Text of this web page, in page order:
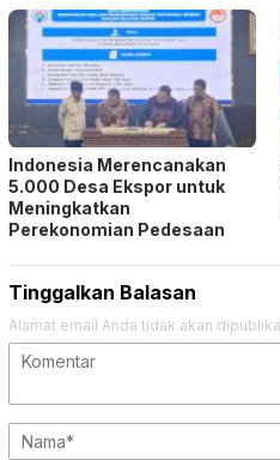
Indonesia Merencanakan
5.000 Desa Ekspor untuk
Meningkatkan
Perekonomian Pedesaan
Tinggalkan Balasan
Alamat email Anda tidak akan